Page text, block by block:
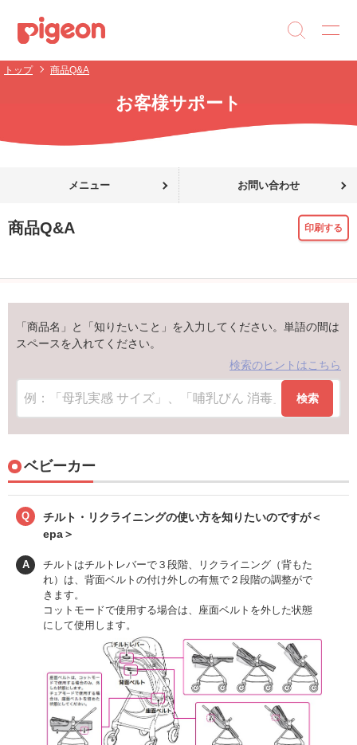
トップ 商品Q&A
お客様サポート
メニュー お問い合わせ
商品Q&A 印刷する
「商品名」と「知りたいこと」を入力してください。単語の間は
スペースを入れてください。
検索のヒントはこちら
検索
ベビーカー
Q
チルト・リクライニングの使い方を知りたいのですが＜
epa＞
A
チルトはチルトレバーで３段階、リクライニング（背もた
れ）は、背面ベルトの付け外しの有無で２段階の調整がで
きます。
コットモードで使用する場合は、座面ベルトを外した状態
にして使用します。